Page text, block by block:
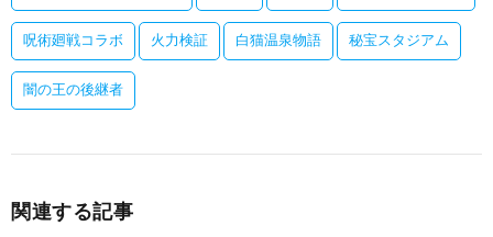
呪術廻戦コラボ 火力検証 白猫温泉物語 秘宝スタジアム
闇の王の後継者
関連する記事